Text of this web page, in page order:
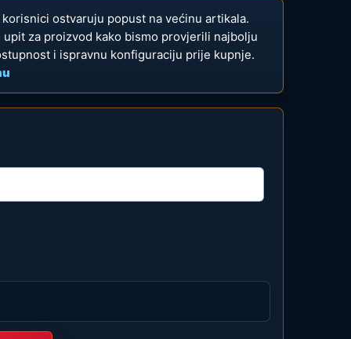
ostvaruju popust na većinu artikala.
za proizvod kako bismo provjerili najbolju
i ispravnu konfiguraciju prije kupnje.